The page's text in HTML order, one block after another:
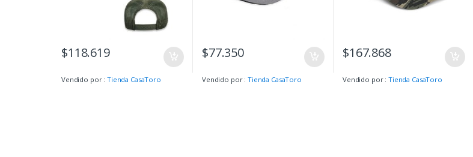
$118.619
Vendido por :Tienda CasaToro
$77.350
Vendido por :Tienda CasaToro
$167.868
Vendido por :Tienda CasaToro